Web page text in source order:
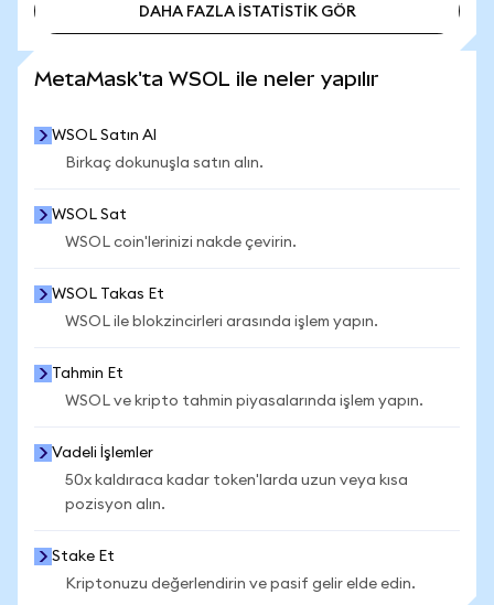
DAHA FAZLA İSTATİSTİK GÖR
MetaMask'ta WSOL ile neler yapılır
WSOL Satın Al
Birkaç dokunuşla satın alın.
WSOL Sat
WSOL coin'lerinizi nakde çevirin.
WSOL Takas Et
WSOL ile blokzincirleri arasında işlem yapın.
Tahmin Et
WSOL ve kripto tahmin piyasalarında işlem yapın.
Vadeli İşlemler
50x kaldıraca kadar token'larda uzun veya kısa
pozisyon alın.
Stake Et
Kriptonuzu değerlendirin ve pasif gelir elde edin.